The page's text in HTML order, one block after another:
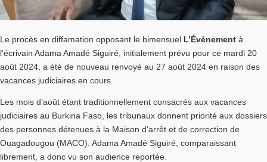
Le procès en diffamation opposant le bimensuel L’Évènement à
l’écrivain Adama Amadé Siguiré, initialement prévu pour ce mardi 20
août 2024, a été de nouveau renvoyé au 27 août 2024 en raison des
vacances judiciaires en cours.
Les mois d’août étant traditionnellement consacrés aux vacances
judiciaires au Burkina Faso, les tribunaux donnent priorité aux dossiers
des personnes détenues à la Maison d’arrêt et de correction de
Ouagadougou (MACO). Adama Amadé Siguiré, comparaissant
librement, a donc vu son audience reportée.